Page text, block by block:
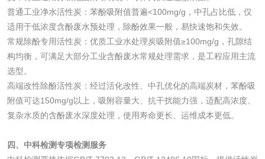
普通工业净水活性炭：苯酚吸附值普遍<100mg/g，中孔占比低，仅
适用于低浓度含酚废水预处理，除酚效果一般，易快速饱和失效。
常规除酚专用活性炭：优质工业水处理炭吸附值≥100mg/g，孔隙结
构均衡，可满足大部分工业含酚废水常规处理需求，是工程应用主流
选型。
高端改性除酚活性炭：经过活化改性、中孔优化的高端炭材，苯酚吸
附值可达150mg/g以上，吸附容量大、抗干扰能力强，适配高浓度、
复杂水质的含酚废水深度处理，使用寿命更长、运维成本更低。
四、中科检测专项检测服务
肥料检测 微生物肥料检测
化肥检测 微生物菌剂检测
有机肥检测 钾肥检测
磷酸肥料检测
化工试剂